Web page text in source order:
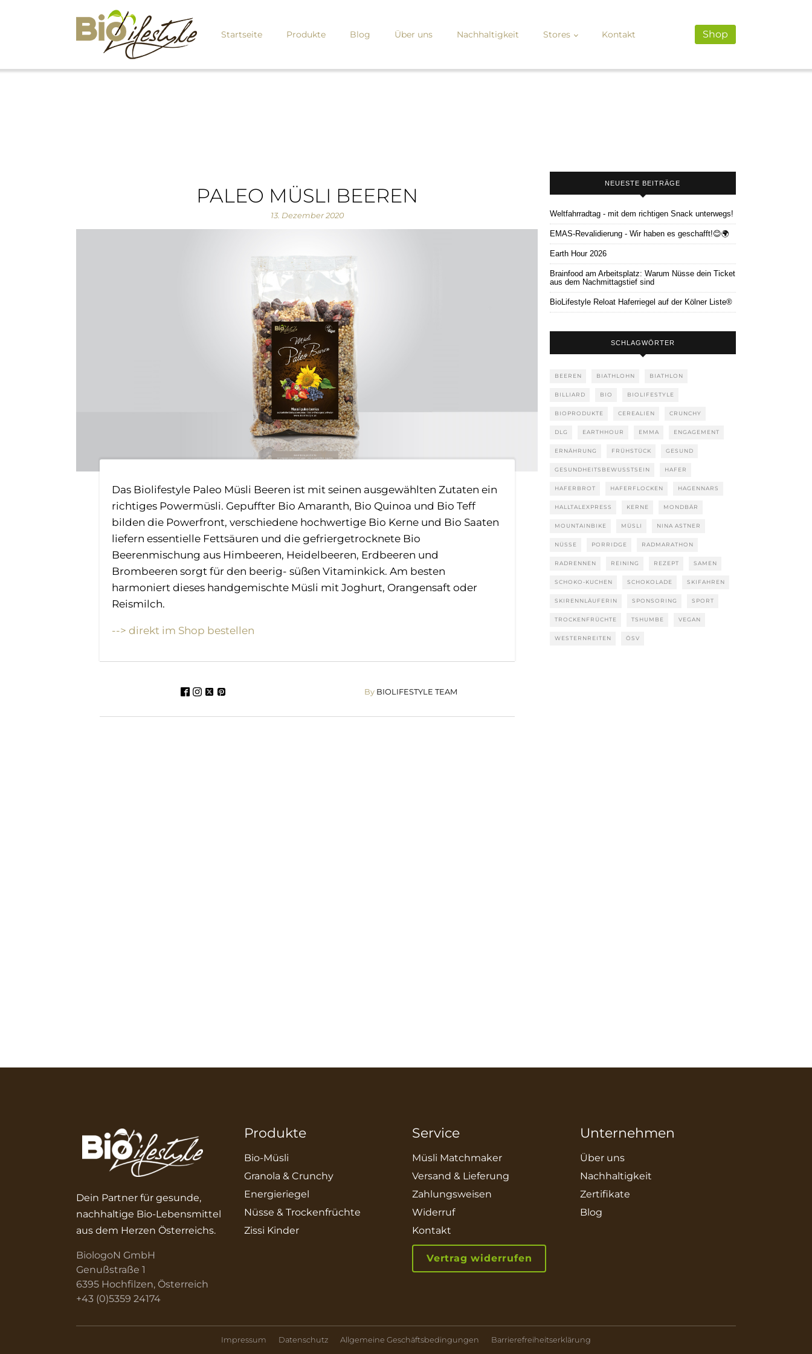
Startseite Produkte Blog Über uns Nachhaltigkeit Stores Kontakt Shop
PALEO MÜSLI BEEREN
13. Dezember 2020
Das Biolifestyle Paleo Müsli Beeren ist mit seinen ausgewählten Zutaten ein
richtiges Powermüsli. Gepuffter Bio Amaranth, Bio Quinoa und Bio Teff
bilden die Powerfront, verschiedene hochwertige Bio Kerne und Bio Saaten
liefern essentielle Fettsäuren und die gefriergetrocknete Bio
Beerenmischung aus Himbeeren, Heidelbeeren, Erdbeeren und
Brombeeren sorgt für den beerig- süßen Vitaminkick. Am besten
harmoniert dieses handgemischte Müsli mit Joghurt, Orangensaft oder
Reismilch.
--> direkt im Shop bestellen
By BIOLIFESTYLE TEAM
NEUESTE BEITRÄGE
Weltfahrradtag - mit dem richtigen Snack unterwegs!
EMAS-Revalidierung - Wir haben es geschafft!😊🌍
Earth Hour 2026
Brainfood am Arbeitsplatz: Warum Nüsse dein Ticket
aus dem Nachmittagstief sind
BioLifestyle Reloat Haferriegel auf der Kölner Liste®
SCHLAGWÖRTER
BEEREN BIATHLOHN BIATHLON
BILLIARD BIO BIOLIFESTYLE
BIOPRODUKTE CEREALIEN CRUNCHY
DLG EARTHHOUR EMMA ENGAGEMENT
ERNÄHRUNG FRÜHSTÜCK GESUND
GESUNDHEITSBEWUSSTSEIN HAFER
HAFERBROT HAFERFLOCKEN HAGENNARS
HALLTALEXPRESS KERNE MONDBÄR
MOUNTAINBIKE MÜSLI NINA ASTNER
NÜSSE PORRIDGE RADMARATHON
RADRENNEN REINING REZEPT SAMEN
SCHOKO-KUCHEN SCHOKOLADE SKIFAHREN
SKIRENNLÄUFERIN SPONSORING SPORT
TROCKENFRÜCHTE TSHUMBE VEGAN
WESTERNREITEN ÖSV
Dein Partner für gesunde,
nachhaltige Bio-Lebensmittel
aus dem Herzen Österreichs.
BiologoN GmbH
Genußstraße 1
6395 Hochfilzen, Österreich
+43 (0)5359 24174
Produkte
Bio-Müsli
Granola & Crunchy
Energieriegel
Nüsse & Trockenfrüchte
Zissi Kinder
Service
Müsli Matchmaker
Versand & Lieferung
Zahlungsweisen
Widerruf
Kontakt
Vertrag widerrufen
Unternehmen
Über uns
Nachhaltigkeit
Zertifikate
Blog
Impressum Datenschutz Allgemeine Geschäftsbedingungen
Barrierefreiheitserklärung